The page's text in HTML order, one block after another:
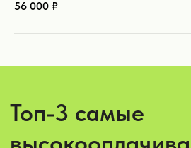
56 000 ₽
компании с наибольшим
количеством вакансий в